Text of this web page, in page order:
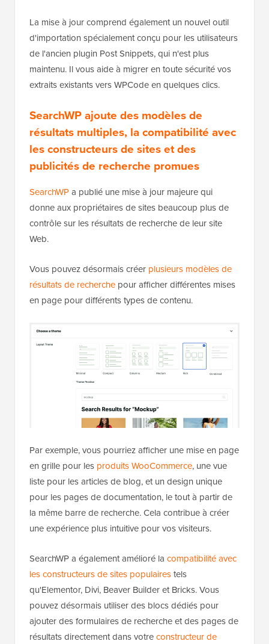
La mise à jour comprend également un nouvel outil
d'importation spécialement conçu pour les utilisateurs
de l'ancien plugin Post Snippets, qui n'est plus
maintenu. Il vous aide à migrer en toute sécurité vos
extraits existants vers WPCode en quelques clics.
SearchWP ajoute des modèles de
résultats multiples, la compatibilité avec
les constructeurs de sites et des
publicités de recherche promues
SearchWPa publié une mise à jour majeure qui
donne aux propriétaires de sites beaucoup plus de
contrôle sur les résultats de recherche de leur site
Web.
Vous pouvez désormais créer plusieurs modèles de
résultats de recherche pour afficher différentes mises
en page pour différents types de contenu.
Par exemple, vous pourriez afficher une mise en page
en grille pour les produits WooCommerce, une vue
liste pour les articles de blog, et un design unique
pour les pages de documentation, le tout à partir de
la même barre de recherche. Cela contribue à créer
une expérience plus intuitive pour vos visiteurs.
SearchWP a également amélioré la compatibilité avec
les constructeurs de sites populairestels
qu'Elementor, Divi, Beaver Builder et Bricks. Vous
pouvez désormais utiliser des blocs dédiés pour
ajouter des formulaires de recherche et des pages de
résultats directement dans votreconstructeur de